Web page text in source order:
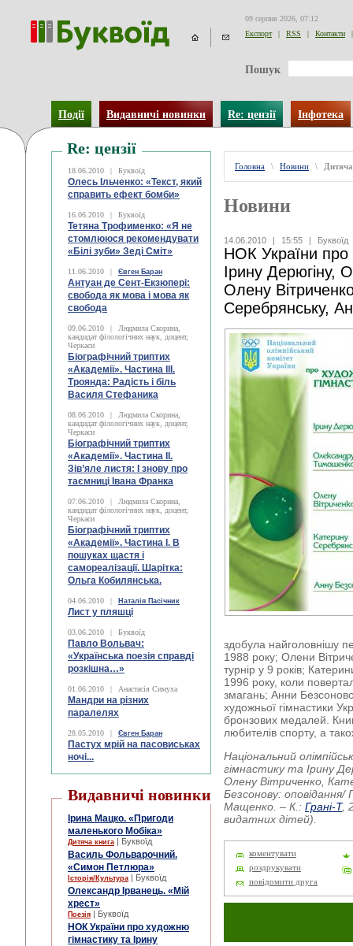
09 серпня 2026, 07:12
Експорт
| RSS | Контакти |
Пошук
Події Видавничі новинки Re: цензії Інфотека
Re: цензії
18.06.2010 | Буквоїд
Олесь Ільченко: «Текст, який
справить ефект бомби»
16.06.2010 | Буквоїд
Тетяна Трофименко: «Я не
стомлююся рекомендувати
«Білі зуби» Зеді Сміт»
11.06.2010 | Євген Баран
Антуан де Сент-Екзюпері:
свобода як мова і мова як
свобода
09.06.2010 |
Людмила Скорина,
кандидат філологічних наук, доцент,
Черкаси
Біографічний триптих
«Академії». Частина ІІІ.
Троянда: Радість і біль
Василя Стефаника
08.06.2010 |
Людмила Скорина,
кандидат філологічних наук, доцент,
Черкаси
Біографічний триптих
«Академії». Частина ІІ.
Зів’яле листя: І знову про
таємниці Івана Франка
07.06.2010 |
Людмила Скорина,
кандидат філологічних наук, доцент,
Черкаси
Біографічний триптих
«Академії». Частина І. В
пошуках щастя і
самореалізації. Шарітка:
Ольга Кобилянська.
04.06.2010 | Наталія Пасічник
Лист у пляшці
03.06.2010 | Буквоїд
Павло Вольвач:
«Українська поезія справді
розкішна…»
01.06.2010 | Анастасія Симуха
Мандри на різних
паралелях
28.05.2010 | Євген Баран
Пастух мрій на пасовиськах
ночі...
Видавничі новинки
Ірина Мацко. «Пригоди
маленького Мобіка»
Дитяча книга | Буквоїд
Василь Фольварочний.
«Симон Петлюра»
Історія/Культура | Буквоїд
Олександр Ірванець. «Мій
хрест»
Поезія | Буквоїд
НОК України про художню
гімнастику та Ірину
Головна \ Новини \
Новини
14.06.2010 | 15:55 | Буквоїд
НОК України про
Ірину Дерюгіну,
Олену
Серебрянську,
здобула найголовнішу
1988 року; Олени
турнір у 9 років;
1996 року, коли
змагань; Анни
художньої гімнастики
бронзових медалей.
любителів спорту, а
Національний
гімнастику та Ірину
Олену Вітриченко,
Безсонову: оповідання/
Мащенко. – К.: Грані-Т,
видатних дітей).
коментувати
роздрукувати
повідомити друга